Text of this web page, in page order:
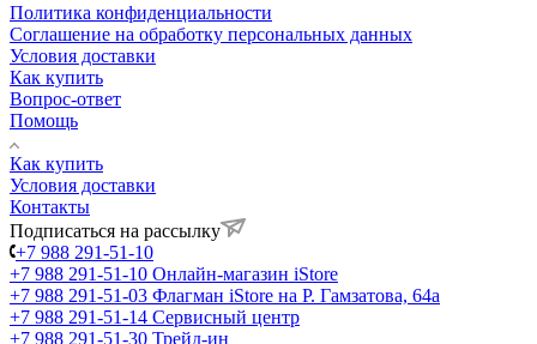
Политика конфиденциальности
Соглашение на обработку персональных данных
Условия доставки
Как купить
Вопрос-ответ
Помощь
Как купить
Условия доставки
Контакты
Подписаться на рассылку
+7 988 291-51-10
+7 988 291-51-10 Онлайн-магазин iStore
+7 988 291-51-03 Флагман iStore на Р. Гамзатова, 64а
+7 988 291-51-14 Сервисный центр
+7 988 291-51-30 Трейд-ин